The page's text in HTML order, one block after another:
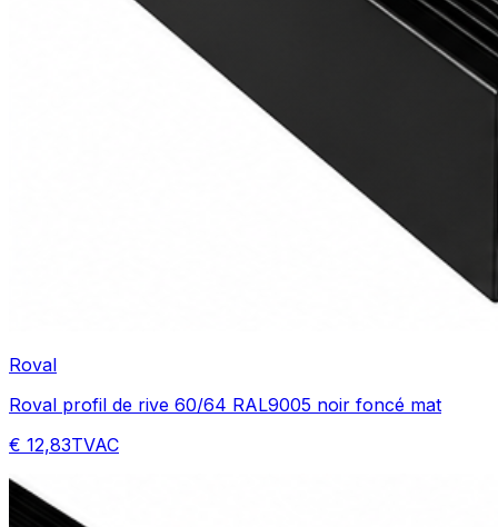
Roval
Roval profil de rive 60/64 RAL9005 noir foncé mat
€ 12,83TVAC